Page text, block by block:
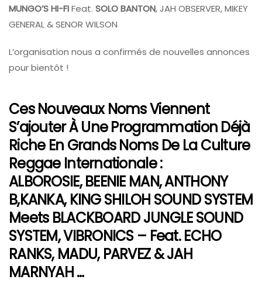
MUNGO’S HI-FIFeat. SOLO BANTON, JAH OBSERVER, MIKEY
GENERAL & SENOR WILSON
L’organisation nous a confirmés de nouvelles annonces
pour bientôt !
Ces Nouveaux Noms Viennent
S’ajouter À Une Programmation Déjà
Riche En Grands Noms De La Culture
Reggae Internationale :
ALBOROSIE, BEENIE MAN, ANTHONY
B,KANKA, KING SHILOH SOUND SYSTEM
Meets BLACKBOARD JUNGLE SOUND
SYSTEM, VIBRONICS – Feat. ECHO
RANKS, MADU, PARVEZ & JAH
MARNYAH …